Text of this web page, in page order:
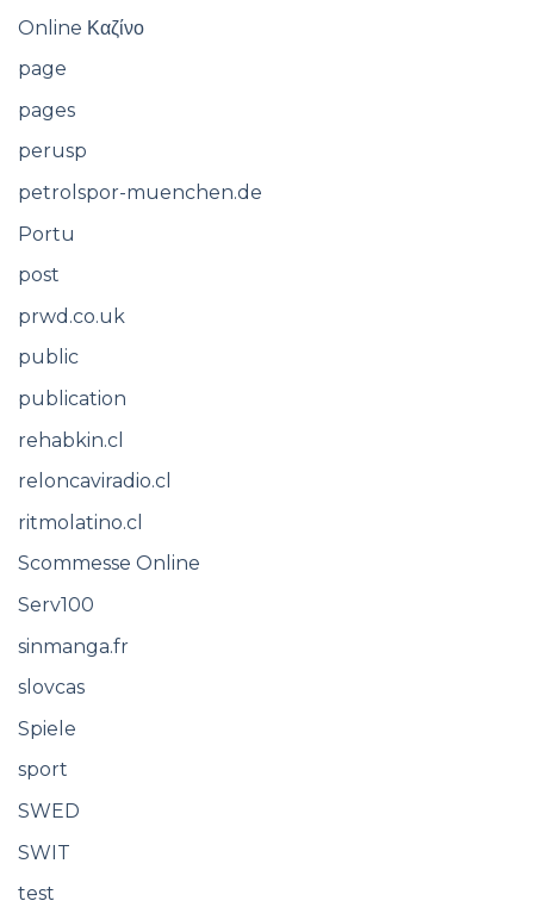
Online Καζίνο
page
pages
perusp
petrolspor-muenchen.de
Portu
post
prwd.co.uk
public
publication
rehabkin.cl
reloncaviradio.cl
ritmolatino.cl
Scommesse Online
Serv100
sinmanga.fr
slovcas
Spiele
sport
SWED
SWIT
test